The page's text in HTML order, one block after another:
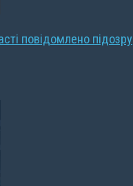
повідомлено підозру